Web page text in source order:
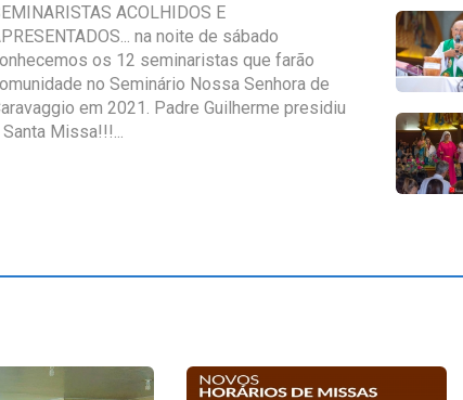
ACOLHIDOS E
na noite de sábado
os 12 seminaristas que farão
no Seminário Nossa Senhora de
em 2021. Padre Guilherme presidiu
Missa!!!...